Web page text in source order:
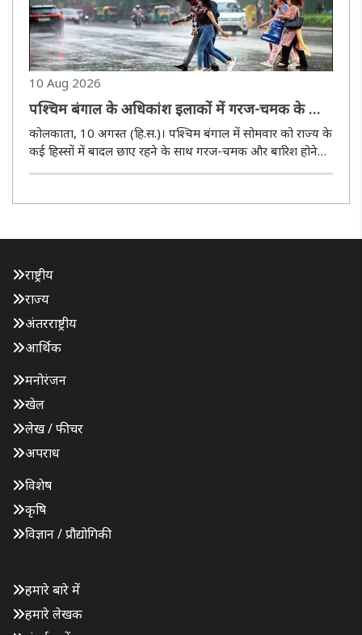
10 Aug 2026
पश्चिम बंगाल के अधिकांश इलाकों में गरज-चमक के साथ
बारिश के आसार
कोलकाता, 10 अगस्त (हि.स.)। पश्चिम बंगाल में सोमवार को राज्य के
कई हिस्सों में बादल छाए रहने के साथ गरज-चमक और बारिश होने
साथ बिजली..
राष्ट्रीय
राज्य
अंतरराष्ट्रीय
आर्थिक
मनोरंजन
खेल
लेख / फीचर
अपराध
विशेष
कृषि
विज्ञान / प्रौद्योगिकी
हमारे बारे में
हमारे लेखक